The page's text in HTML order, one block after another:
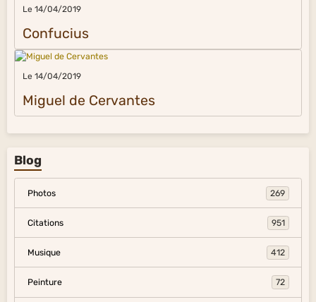
Le 14/04/2019
Confucius
Le 14/04/2019
Miguel de Cervantes
Blog
Photos 269
Citations 951
Musique 412
Peinture 72